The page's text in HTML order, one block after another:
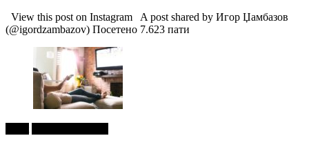
View this post on Instagram A post shared by Игор Џамбазов
(@igordzambazov) Посетено 7.623 пати